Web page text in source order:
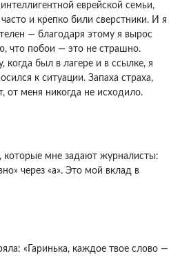
еврейской семьи,
и крепко били сверстники. И я
— благодаря этому я вырос
что побои — это не страшно.
когда был в лагере и в ссылке, я
к ситуации. Запаха страха,
от меня никогда не исходило.
которые мне задают журналисты:
через «а». Это мой вклад в
«Гаринька, каждое твое слово —